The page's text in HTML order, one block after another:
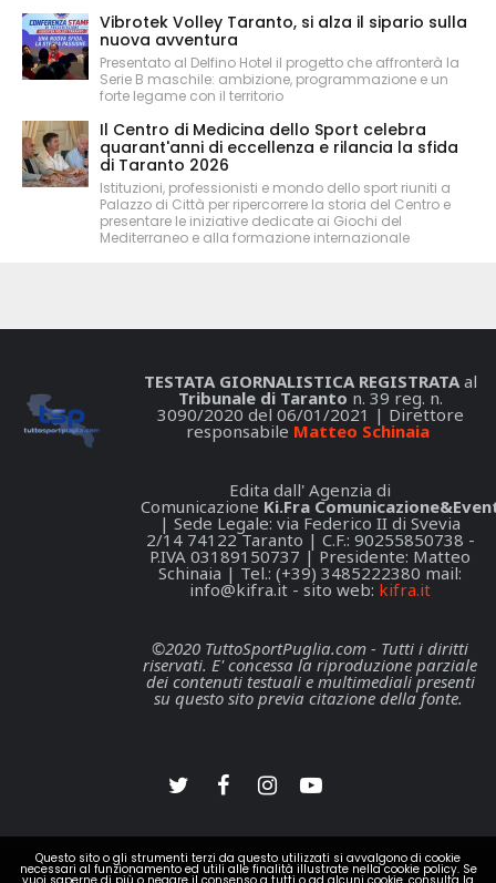
Vibrotek Volley Taranto, si alza il sipario sulla
nuova avventura
Presentato al Delfino Hotel il progetto che affronterà la
Serie B maschile: ambizione, programmazione e un
forte legame con il territorio
Il Centro di Medicina dello Sport celebra
quarant'anni di eccellenza e rilancia la sfida
di Taranto 2026
Istituzioni, professionisti e mondo dello sport riuniti a
Palazzo di Città per ripercorrere la storia del Centro e
presentare le iniziative dedicate ai Giochi del
Mediterraneo e alla formazione internazionale
TESTATA GIORNALISTICA REGISTRATAal
Tribunale di Taranto n. 39 reg. n.
3090/2020 del 06/01/2021 | Direttore
responsabile Matteo Schinaia
Edita dall' Agenzia di
Comunicazione Ki.Fra
| Sede Legale: via Federico II di Svevia
2/14 74122 Taranto | C.F.: 90255850738 -
P.IVA 03189150737 | Presidente: Matteo
Schinaia | Tel.: (+39) 3485222380 mail:
info@kifra.it - sito web: kifra.it
©2020 TuttoSportPuglia.com - Tutti i diritti
riservati. E' concessa la riproduzione parziale
dei contenuti testuali e multimediali presenti
su questo sito previa citazione della fonte.
Questo sito o gli strumenti terzi da questo utilizzati si avvalgono di cookie
necessari al funzionamento ed utili alle finalità illustrate nella cookie policy. Se